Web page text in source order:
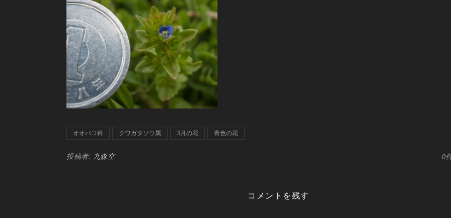
オオバコ科 クワガタソウ属 3月の花 青色の花
投稿者: 九森空 0
コメントを残す